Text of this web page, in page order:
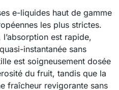
e-liquides haut de gamme
les plus strictes.
est rapide,
instantanée sans
est soigneusement dosée
du fruit, tandis que la
fraîcheur revigorante sans